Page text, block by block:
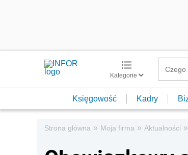
Kategorie
Księgowość Kadry
Strona główna » Moja firma » Aktualności »